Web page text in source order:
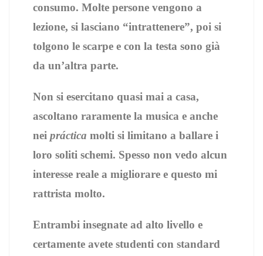
consumo. Molte persone vengono a
lezione, si lasciano “intrattenere”, poi si
tolgono le scarpe e con la testa sono già
da un’altra parte.
Non si esercitano quasi mai a casa,
ascoltano raramente la musica e anche
nei práctica molti si limitano a ballare i
loro soliti schemi. Spesso non vedo alcun
interesse reale a migliorare e questo mi
rattrista molto.
Entrambi insegnate ad alto livello e
certamente avete studenti con standard